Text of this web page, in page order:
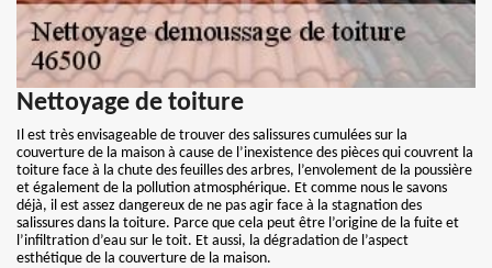
Nettoyage de toiture
Il est très envisageable de trouver des salissures cumulées sur la
couverture de la maison à cause de l’inexistence des pièces qui couvrent la
toiture face à la chute des feuilles des arbres, l’envolement de la poussière
et également de la pollution atmosphérique. Et comme nous le savons
déjà, il est assez dangereux de ne pas agir face à la stagnation des
salissures dans la toiture. Parce que cela peut être l’origine de la fuite et
l’infiltration d’eau sur le toit. Et aussi, la dégradation de l’aspect
esthétique de la couverture de la maison.